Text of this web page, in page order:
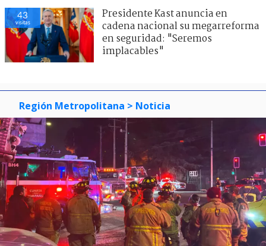
43
visitas
Presidente Kast anuncia en
cadena nacional su megarreforma
en seguridad: "Seremos
implacables"
Región Metropolitana > Noticia